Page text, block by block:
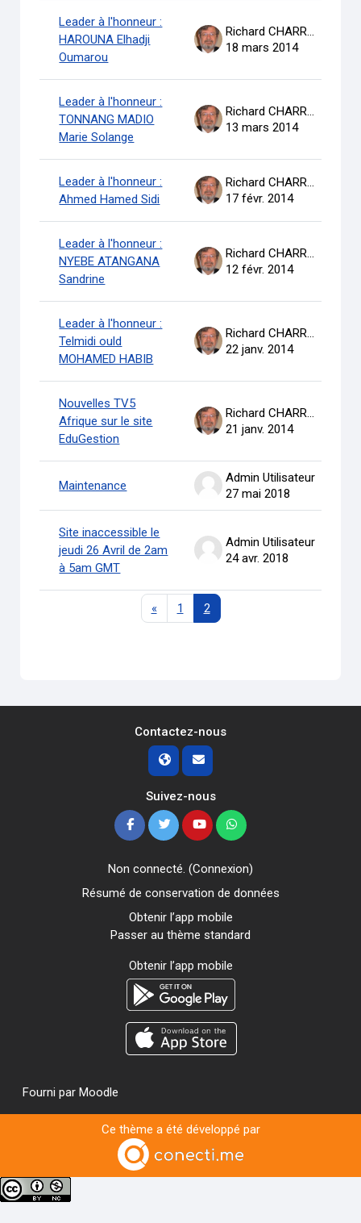
Leader à l'honneur :
HAROUNA Elhadji
Oumarou
Richard CHARRON
18 mars 2014
Leader à l'honneur :
TONNANG MADIO
Marie Solange
Richard CHARRON
13 mars 2014
Leader à l'honneur :
Ahmed Hamed Sidi
Richard CHARRON
17 févr. 2014
Leader à l'honneur :
NYEBE ATANGANA
Sandrine
Richard CHARRON
12 févr. 2014
Leader à l'honneur :
Telmidi ould
MOHAMED HABIB
Richard CHARRON
22 janv. 2014
Nouvelles TV5
Afrique sur le site
EduGestion
Richard CHARRON
21 janv. 2014
Maintenance
Admin Utilisateur
27 mai 2018
Site inaccessible le
jeudi 26 Avril de 2am
à 5am GMT
Admin Utilisateur
24 avr. 2018
«Page précédente
1 Page 1
2Page 2
Contactez-nous
Suivez-nous
Non connecté. (Connexion)
Résumé de conservation de données
Obtenir l’app mobile
Passer au thème standard
Obtenir l’app mobile
Fourni par Moodle
Ce thème a été développé par